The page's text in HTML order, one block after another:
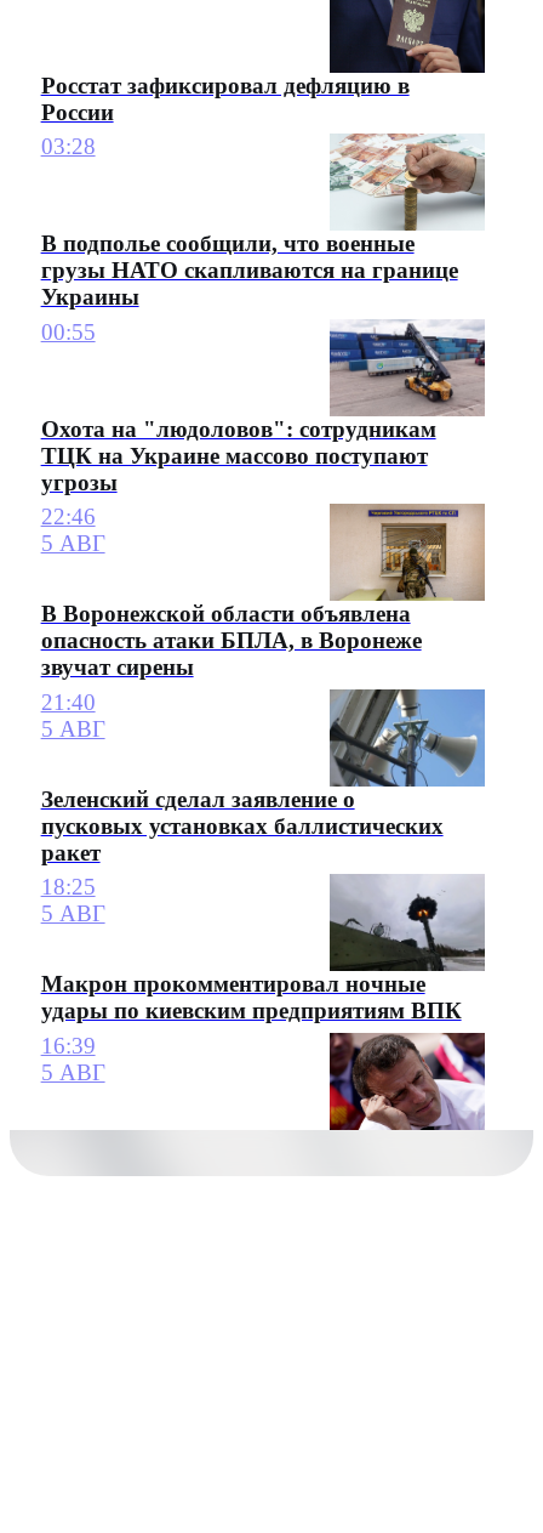
Росстат зафиксировал дефляцию в
России
03:28
В подполье сообщили, что военные
грузы НАТО скапливаются на границе
Украины
00:55
Охота на "людоловов": сотрудникам
ТЦК на Украине массово поступают
угрозы
22:46
5 АВГ
В Воронежской области объявлена
опасность атаки БПЛА, в Воронеже
звучат сирены
21:40
5 АВГ
Зеленский сделал заявление о
пусковых установках баллистических
ракет
18:25
5 АВГ
Макрон прокомментировал ночные
удары по киевским предприятиям ВПК
16:39
5 АВГ